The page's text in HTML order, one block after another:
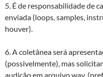
5. É de responsabilidade de
enviada (loops, samples,
houver).
6. A coletânea será
(possivelmente), mas
audição em arquivo wav.